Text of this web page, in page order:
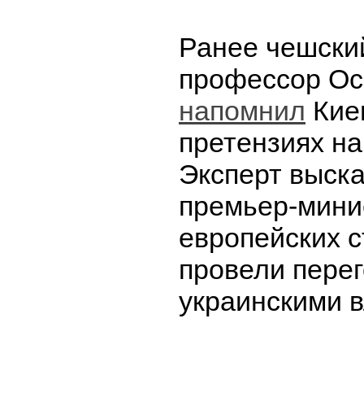
Ранее
профессор
напомнил
претензиях
Эксперт
премьер-
европейских
провели
украинскими